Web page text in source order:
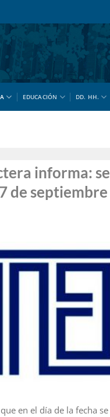
EDUCACIÓN DD. HH.
informa:
de septiembre
en el día de la fecha